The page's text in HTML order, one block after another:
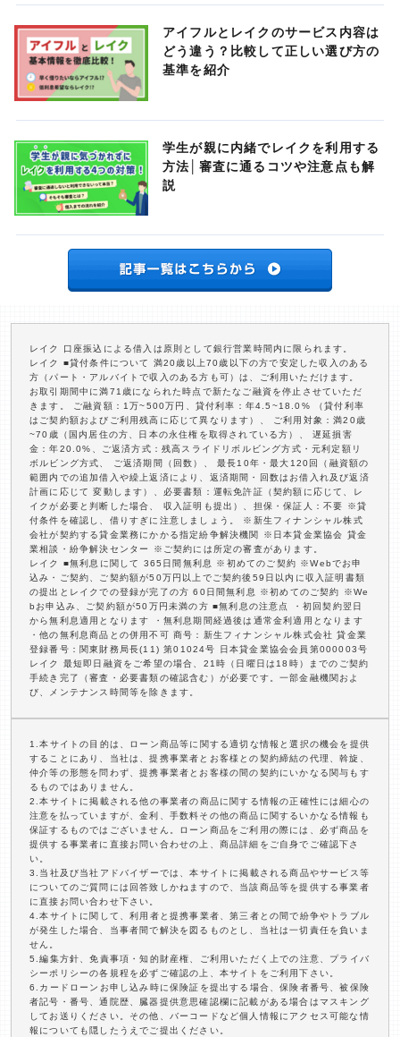
アイフルとレイクのサービス内容は
どう違う？比較して正しい選び方の
基準を紹介
学生が親に内緒でレイクを利用する
方法│審査に通るコツや注意点も解
説
レイク 口座振込による借入は原則として銀行営業時間内に限られます。
レイク ■貸付条件について 満20歳以上70歳以下の方で安定した収入のある
方（パート・アルバイトで収入のある方も可）は、ご利用いただけます。
お取引期間中に満71歳になられた時点で新たなご融資を停止させていただ
きます。 ご融資額：1万~500万円、貸付利率：年4.5~18.0% （貸付利率
はご契約額およびご利用残高に応じて異なります）、 ご利用対象：満20歳
~70歳（国内居住の方、日本の永住権を取得されている方）、 遅延損害
金：年20.0%、ご返済方式：残高スライドリボルビング方式・元利定額リ
ボルビング方式、 ご返済期間（回数）、 最長10年・最大120回（融資額の
範囲内での追加借入や繰上返済により、返済期間・回数はお借入れ及び返済
計画に応じて 変動します）、必要書類：運転免許証（契約額に応じて、レ
イクが必要と判断した場合、 収入証明も提出）、担保・保証人：不要 ※貸
付条件を確認し、借りすぎに注意しましょう。 ※新生フィナンシャル株式
会社が契約する貸金業務にかかる指定紛争解決機関 ※日本貸金業協会 貸金
業相談・紛争解決センター ※ご契約には所定の審査があります。
レイク ■無利息に関して 365日間無利息 ※初めてのご契約 ※Webでお申
込み・ご契約、ご契約額が50万円以上でご契約後59日以内に収入証明書類
の提出とレイクでの登録が完了の方 60日間無利息 ※初めてのご契約 ※We
bお申込み、ご契約額が50万円未満の方 ■無利息の注意点 ・初回契約翌日
から無利息適用となります ・無利息期間経過後は通常金利適用となります
・他の無利息商品との併用不可 商号：新生フィナンシャル株式会社 貸金業
登録番号：関東財務局長(11) 第01024号 日本貸金業協会会員第000003号
レイク 最短即日融資をご希望の場合、21時（日曜日は18時）までのご契約
手続き完了（審査・必要書類の確認含む）が必要です。一部金融機関およ
び、メンテナンス時間等を除きます。
1.本サイトの目的は、ローン商品等に関する適切な情報と選択の機会を提供
することにあり、当社は、提携事業者とお客様との契約締結の代理、斡旋、
仲介等の形態を問わず、提携事業者とお客様の間の契約にいかなる関与もす
るものではありません。
2.本サイトに掲載される他の事業者の商品に関する情報の正確性には細心の
注意を払っていますが、金利、手数料その他の商品に関するいかなる情報も
保証するものではございません。ローン商品をご利用の際には、必ず商品を
提供する事業者に直接お問い合わせの上、商品詳細をご自身でご確認下さ
い。
3.当社及び当社アドバイザーでは、本サイトに掲載される商品やサービス等
についてのご質問には回答致しかねますので、当該商品等を提供する事業者
に直接お問い合わせ下さい。
4.本サイトに関して、利用者と提携事業者、第三者との間で紛争やトラブル
が発生した場合、当事者間で解決を図るものとし、当社は一切責任を負いま
せん。
5.編集方針、免責事項・知的財産権、ご利用いただく上での注意、プライバ
シーポリシーの各規程を必ずご確認の上、本サイトをご利用下さい。
6.カードローンお申し込み時に保険証を提出する場合、保険者番号、被保険
者記号・番号、通院歴、臓器提供意思確認欄に記載がある場合はマスキング
してお送りください。その他、バーコードなど個人情報にアクセス可能な情
報についても隠したうえでご提出ください。